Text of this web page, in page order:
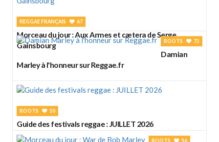
REGGAE FRANÇAIS 67
Morceau du jour : Aux Armes et cætera de Serge
Gainsbourg
ROOTS 73
Damian
Marley à l'honneur sur Reggae.fr
ROOTS 10
Guide des festivals reggae : JUILLET 2026
ROOTS 56